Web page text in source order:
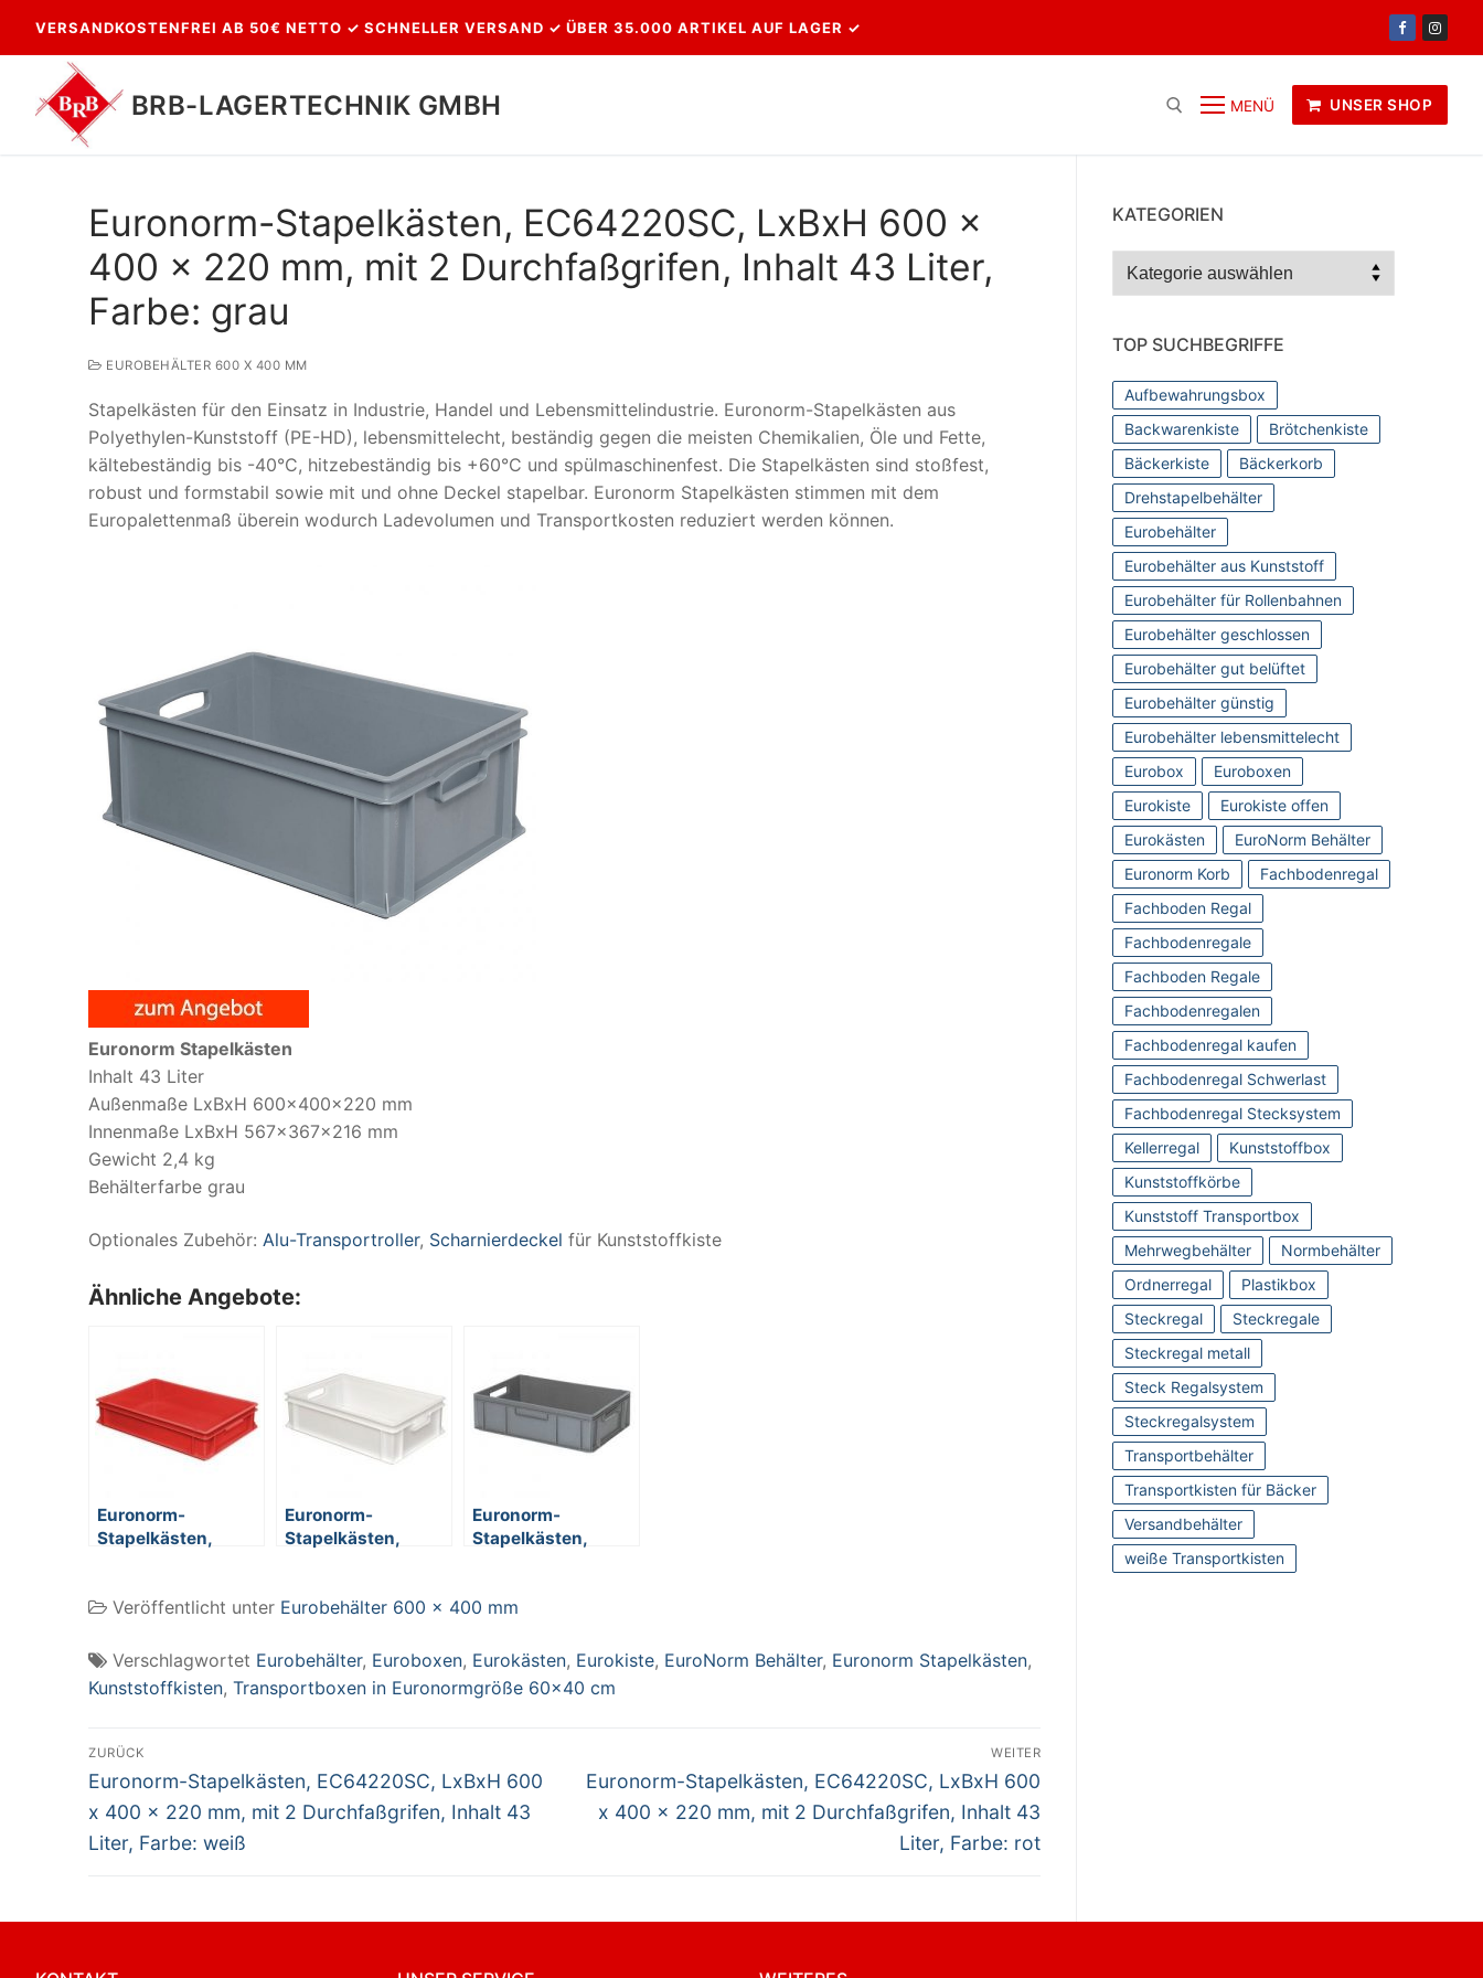
Inhalt
springen
VERSANDKOSTENFREI AB 50€ NETTO ✓ SCHNELLER VERSAND ✓ ÜBER 35.000 ARTIKEL AUF LAGER ✓
BRB-LAGERTECHNIK GMBH MENÜ UNSER SHOP
nach:
Euronorm-Stapelkästen, EC64220SC, LxBxH 600 x
400 x 220 mm, mit 2 Durchfaßgrifen, Inhalt 43 Liter,
Farbe: grau
EUROBEHÄLTER 600 X 400 MM
Stapelkästen für den Einsatz in Industrie, Handel und Lebensmittelindustrie. Euronorm-Stapelkästen aus
Polyethylen-Kunststoff (PE-HD), lebensmittelecht, beständig gegen die meisten Chemikalien, Öle und Fette,
kältebeständig bis -40°C, hitzebeständig bis +60°C und spülmaschinenfest. Die Stapelkästen sind stoßfest,
robust und formstabil sowie mit und ohne Deckel stapelbar. Euronorm Stapelkästen stimmen mit dem
Europalettenmaß überein wodurch Ladevolumen und Transportkosten reduziert werden können.
Euronorm Stapelkästen
Inhalt 43 Liter
Außenmaße LxBxH 600x400x220 mm
Innenmaße LxBxH 567x367x216 mm
Gewicht 2,4 kg
Behälterfarbe grau
Optionales Zubehör: Alu-Transportroller, Scharnierdeckel für Kunststoffkiste
Ähnliche Angebote:
Euronorm-
Stapelkästen,
120 mm, mit 2
23 Liter, Farbe: rot
Euronorm-
Stapelkästen,
mm, mit 2
Inhalt 33 Liter,
Farbe: weiß
Euronorm-
Stapelkästen,
mm, mit 2
Inhalt 33 Liter,
Farbe: grau
Veröffentlicht unter Eurobehälter 600 x 400 mm
Verschlagwortet Eurobehälter, Euroboxen, Eurokästen, Eurokiste, EuroNorm Behälter, Euronorm Stapelkästen,
Kunststoffkisten, Transportboxen in Euronormgröße 60x40 cm
Beitragsnavigation
ZURÜCK
Vorheriger
Beitrag:
Euronorm-Stapelkästen, EC64220SC, LxBxH 600
x 400 x 220 mm, mit 2 Durchfaßgrifen, Inhalt 43
Liter, Farbe: weiß
WEITER
Nächster
Beitrag:
Euronorm-Stapelkästen, EC64220SC, LxBxH 600
x 400 x 220 mm, mit 2 Durchfaßgrifen, Inhalt 43
Liter, Farbe: rot
KATEGORIEN
Kategorien
TOP SUCHBEGRIFFE
Aufbewahrungsbox
Backwarenkiste
Brötchenkiste
Bäckerkiste
Bäckerkorb
Drehstapelbehälter
Eurobehälter
Eurobehälter aus Kunststoff
Eurobehälter für Rollenbahnen
Eurobehälter geschlossen
Eurobehälter gut belüftet
Eurobehälter günstig
Eurobehälter lebensmittelecht
Eurobox
Euroboxen
Eurokiste
Eurokiste offen
Eurokästen
EuroNorm Behälter
Euronorm Korb
Fachbodenregal
Fachboden Regal
Fachbodenregale
Fachboden Regale
Fachbodenregalen
Fachbodenregal kaufen
Fachbodenregal Schwerlast
Fachbodenregal Stecksystem
Kellerregal
Kunststoffbox
Kunststoffkörbe
Kunststoff Transportbox
Mehrwegbehälter
Normbehälter
Ordnerregal
Plastikbox
Steckregal
Steckregale
Steckregal metall
Steck Regalsystem
Steckregalsystem
Transportbehälter
Transportkisten für Bäcker
Versandbehälter
weiße Transportkisten